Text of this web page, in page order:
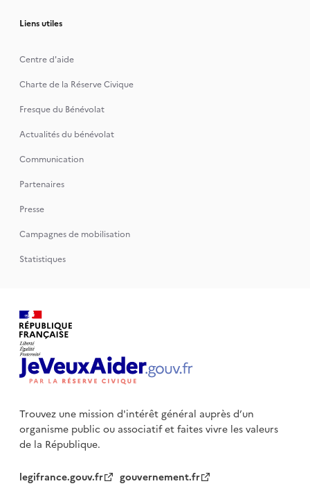
Liens utiles
Centre d'aide
Charte de la Réserve Civique
Fresque du Bénévolat
Actualités du bénévolat
Communication
Partenaires
Presse
Campagnes de mobilisation
Statistiques
Trouvez une mission d'intérêt général auprès d’un
organisme publicou associatif et faites vivre les valeurs
de la République.
legifrance.gouv.fr gouvernement.fr